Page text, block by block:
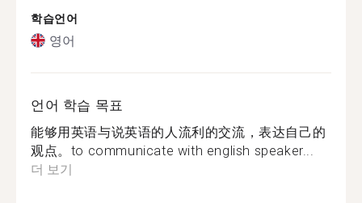
학습언어
영어
언어 학습 목표
能够用英语与说英语的人流利的交流，表达自己的
观点。to communicate with english speaker...
더 보기